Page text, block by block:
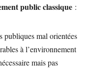
public classique :
publiques mal orientées
à l’environnement
mais pas